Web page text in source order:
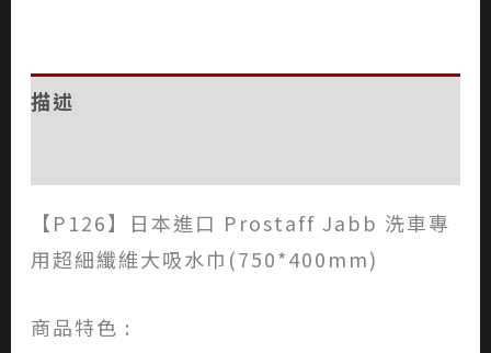
描述
【P126】日本進口 Prostaff Jabb 洗車專
用超細纖維大吸水巾(750*400mm)
商品特色 :